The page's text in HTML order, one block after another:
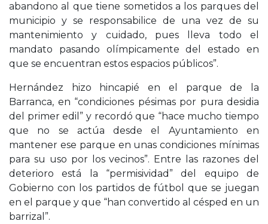
abandono al que tiene sometidos a los parques del
municipio y se responsabilice de una vez de su
mantenimiento y cuidado, pues lleva todo el
mandato pasando olímpicamente del estado en
que se encuentran estos espacios públicos”.
Hernández hizo hincapié en el parque de la
Barranca, en “condiciones pésimas por pura desidia
del primer edil” y recordó que “hace mucho tiempo
que no se actúa desde el Ayuntamiento en
mantener ese parque en unas condiciones mínimas
para su uso por los vecinos”. Entre las razones del
deterioro está la “permisividad” del equipo de
Gobierno con los partidos de fútbol que se juegan
en el parque y que “han convertido al césped en un
barrizal”.